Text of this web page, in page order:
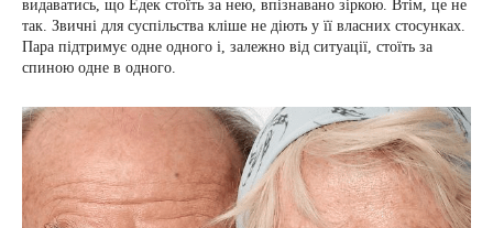
видаватись, що Едек стоїть за нею, впізнавано зіркою. Втім, це не
так. Звичні для суспільства кліше не діють у її власних стосунках.
Пара підтримує одне одного і, залежно від ситуації, стоїть за
спиною одне в одного.